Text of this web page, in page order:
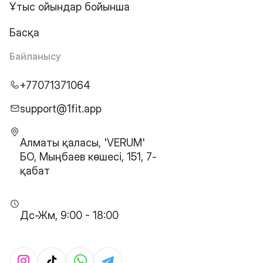
Ұтыс ойындар бойынша
Басқа
Байланысу
+77071371064
support@1fit.app
Алматы қаласы, 'VERUM'
БО, Мыңбаев көшесі, 151, 7-
қабат
Дс-Жм, 9:00 - 18:00